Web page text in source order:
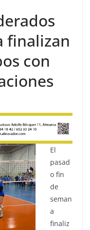
finalizan
con
El
pasad
o fin
de
seman
a
finaliz